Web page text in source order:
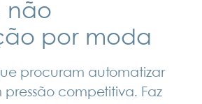
não
por moda
procuram automatizar
competitiva. Faz